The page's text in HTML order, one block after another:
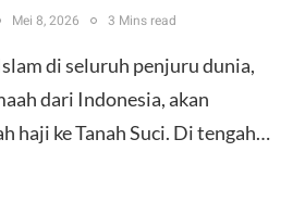
Mei 8, 2026 3 Mins read
di seluruh penjuru dunia,
dari Indonesia, akan
haji ke Tanah Suci. Di tengah…